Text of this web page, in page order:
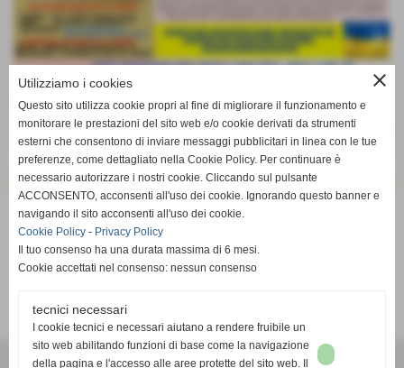
AVIS VAPRIO E POZZO D´ADDA
close
Utilizziamo i cookies
Questo sito utilizza cookie propri al fine di migliorare il funzionamento e
monitorare le prestazioni del sito web e/o cookie derivati da strumenti
esterni che consentono di inviare messaggi pubblicitari in linea con le tue
preferenze, come dettagliato nella Cookie Policy. Per continuare è
necessario autorizzare i nostri cookie. Cliccando sul pulsante
ACCONSENTO, acconsenti all'uso dei cookie. Ignorando questo banner e
navigando il sito acconsenti all'uso dei cookie.
Cookie Policy - Privacy Policy
Il tuo consenso ha una durata massima di 6 mesi.
Cookie accettati nel consenso: nessun consenso
tecnici necessari
I cookie tecnici e necessari aiutano a rendere fruibile un
sito web abilitando funzioni di base come la navigazione
della pagina e l'accesso alle aree protette del sito web. Il